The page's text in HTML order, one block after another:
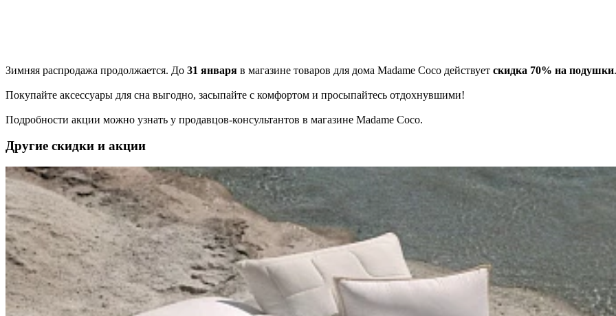
Зимняя распродажа продолжается. До 31 января в магазине товаров для дома Madame Coco действует скидка 70% на подушки.
Покупайте аксессуары для сна выгодно, засыпайте с комфортом и просыпайтесь отдохнувшими!
Подробности акции можно узнать у продавцов-консультантов в магазине Madame Coco.
Другие скидки и акции